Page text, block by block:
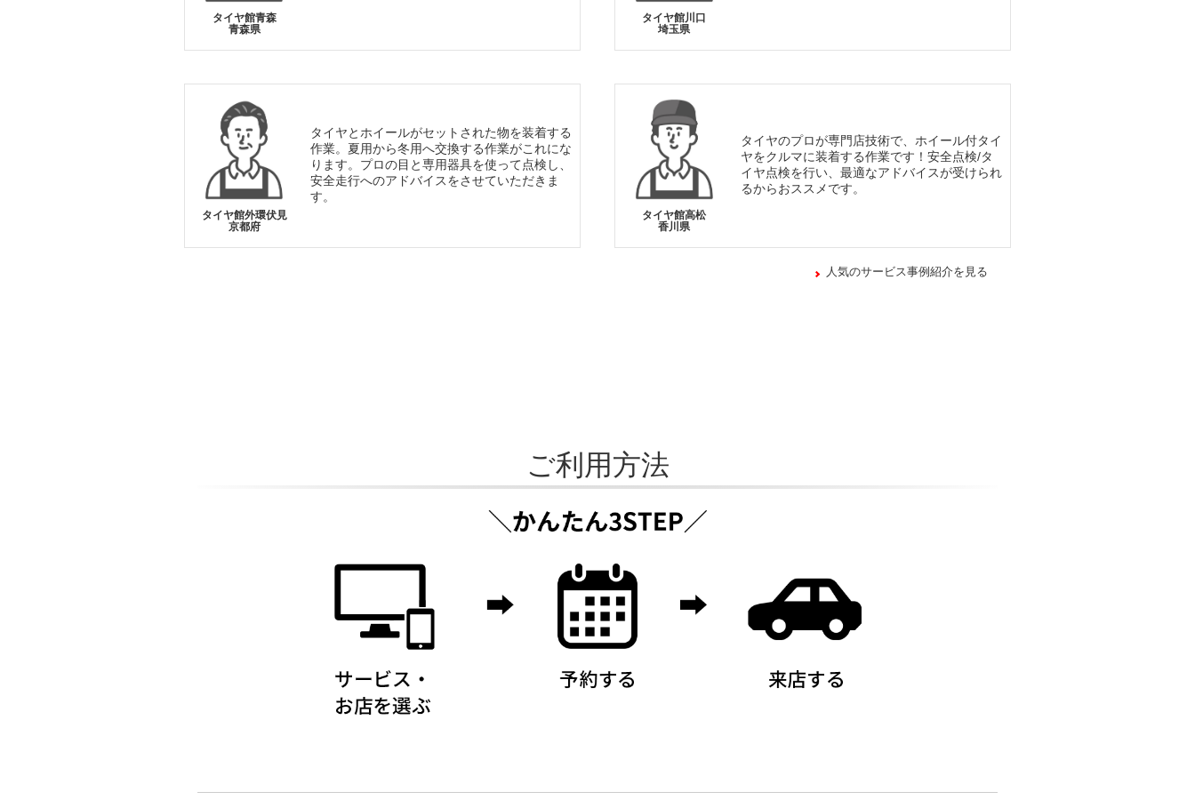
タイヤ館青森
青森県
タイヤ館川口
埼玉県
タイヤ館外環伏見
京都府
タイヤとホイールがセットされた物を装着する
作業。夏用から冬用へ交換する作業がこれにな
ります。プロの目と専用器具を使って点検し、
安全走行へのアドバイスをさせていただきま
す。
タイヤ館高松
香川県
タイヤのプロが専門店技術で、ホイール付タイ
ヤをクルマに装着する作業です！安全点検/タ
イヤ点検を行い、最適なアドバイスが受けられ
るからおススメです。
人気のサービス事例紹介を見る
ご利用方法